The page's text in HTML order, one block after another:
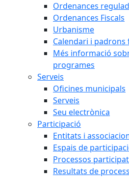
Ordenances
Ordenances Fiscals
Urbanisme
Calendari i padrons
Més informació
programes
Serveis
Oficines municipals
Serveis
Seu electrònica
Participació
Entitats i
Espais de
Processos
Resultats de